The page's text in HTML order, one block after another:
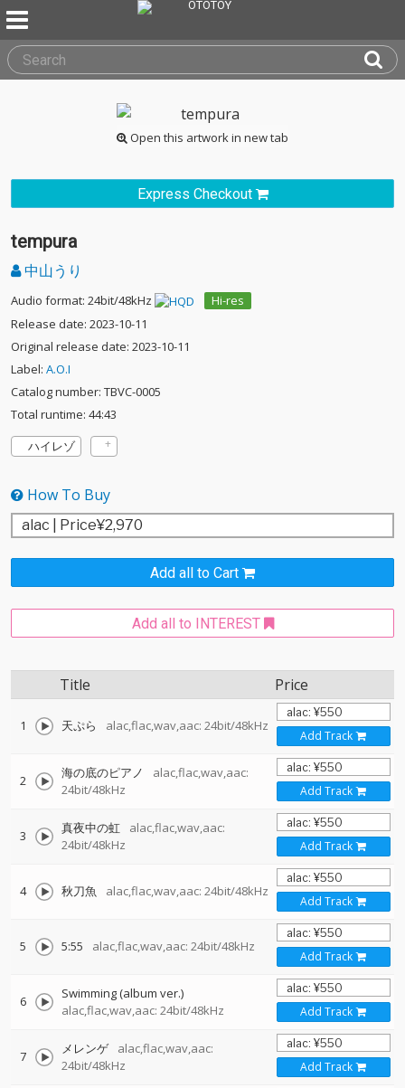
Open this artwork in new tab
Express Checkout
tempura
中山うり
Audio format: 24bit/48kHz
Hi-res
Release date: 2023-10-11
Original release date: 2023-10-11
Label: A.O.I
Catalog number: TBVC-0005
Total runtime: 44:43
ハイレゾ
How To Buy
Add all to Cart
Add all to INTEREST
Title Price
1 天ぷら alac,flac,wav,aac: 24bit/48kHz
Add Track
2 海の底のピアノ
alac,flac,wav,aac:
24bit/48kHz
Add Track
3 真夜中の虹
alac,flac,wav,aac:
24bit/48kHz
Add Track
4 秋刀魚 alac,flac,wav,aac: 24bit/48kHz
Add Track
5 5:55 alac,flac,wav,aac: 24bit/48kHz
Add Track
6
Swimming (album ver.)
alac,flac,wav,aac: 24bit/48kHz
Add Track
7 メレンゲ
alac,flac,wav,aac:
24bit/48kHz
Add Track